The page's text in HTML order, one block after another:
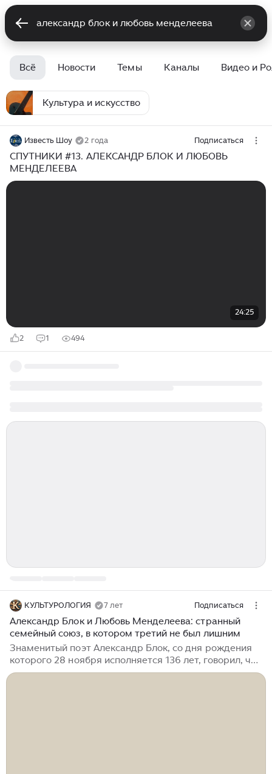
Всё Новости Темы Каналы Видео и
Культура и искусство
Известь Шоу 2 года Подписаться
СПУТНИКИ #13. АЛЕКСАНДР БЛОК И ЛЮБОВЬ
МЕНДЕЛЕЕВА
24:25
2 1 494
КУЛЬТУРОЛОГИЯ 7 лет Подписаться
Александр Блок и Любовь Менделеева: странный
семейный союз, в котором третий не был лишним
Знаменитый поэт Александр Блок, со дня рождения
которого 28 ноября исполняется 136 лет, говорил, что
в его жизни было только две женщины – «Люба и все